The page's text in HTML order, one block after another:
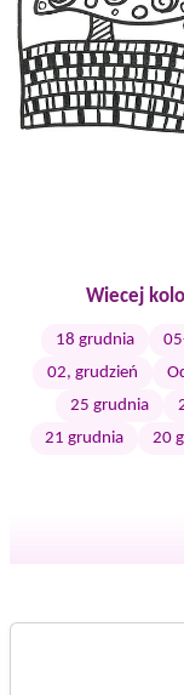
Wiecej
18 grudnia
02, grudzień
25 grudnia
21 grudnia
20